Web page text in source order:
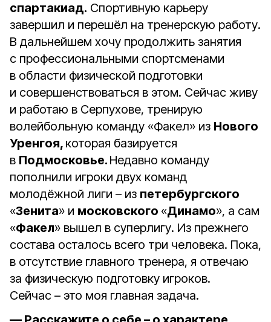
спартакиад. Спортивную карьеру
завершил и перешёл на тренерскую работу.
В дальнейшем хочу продолжить занятия
с профессиональными спортсменами
в области физической подготовки
и совершенствоваться в этом. Сейчас живу
и работаю в Серпухове, тренирую
волейбольную команду «Факел» из Нового
Уренгоя, которая базируется
в Подмосковье. Недавно команду
пополнили игроки двух команд
молодёжной лиги – из петербургского
«Зенита» и московского «Динамо», а сам
«Факел» вышел в суперлигу. Из прежнего
состава осталось всего три человека. Пока,
в отсутствие главного тренера, я отвечаю
за физическую подготовку игроков.
Сейчас – это моя главная задача.